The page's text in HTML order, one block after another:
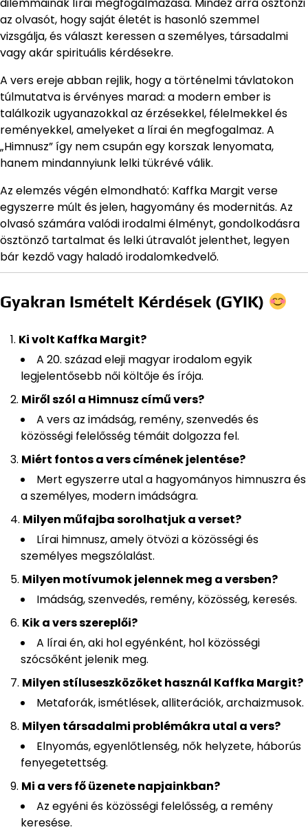
dilemmáinak lírai megfogalmazása. Mindez arra ösztönzi
az olvasót, hogy saját életét is hasonló szemmel
vizsgálja, és választ keressen a személyes, társadalmi
vagy akár spirituális kérdésekre.
A vers ereje abban rejlik, hogy a történelmi távlatokon
túlmutatva is érvényes marad: a modern ember is
találkozik ugyanazokkal az érzésekkel, félelmekkel és
reményekkel, amelyeket a lírai én megfogalmaz. A
„Himnusz” így nem csupán egy korszak lenyomata,
hanem mindannyiunk lelki tükrévé válik.
Az elemzés végén elmondható: Kaffka Margit verse
egyszerre múlt és jelen, hagyomány és modernitás. Az
olvasó számára valódi irodalmi élményt, gondolkodásra
ösztönző tartalmat és lelki útravalót jelenthet, legyen
bár kezdő vagy haladó irodalomkedvelő.
Gyakran Ismételt Kérdések (GYIK)
Ki volt Kaffka Margit?
A 20. század eleji magyar irodalom egyik
legjelentősebb női költője és írója.
Miről szól a Himnusz című vers?
A vers az imádság, remény, szenvedés és
közösségi felelősség témáit dolgozza fel.
Miért fontos a vers címének jelentése?
Mert egyszerre utal a hagyományos himnuszra és
a személyes, modern imádságra.
Milyen műfajba sorolhatjuk a verset?
Lírai himnusz, amely ötvözi a közösségi és
személyes megszólalást.
Milyen motívumok jelennek meg a versben?
Imádság, szenvedés, remény, közösség, keresés.
Kik a vers szereplői?
A lírai én, aki hol egyénként, hol közösségi
szócsőként jelenik meg.
Milyen stíluseszközöket használ Kaffka Margit?
Metaforák, ismétlések, alliterációk, archaizmusok.
Milyen társadalmi problémákra utal a vers?
Elnyomás, egyenlőtlenség, nők helyzete, háborús
fenyegetettség.
Mi a vers fő üzenete napjainkban?
Az egyéni és közösségi felelősség, a remény
keresése.